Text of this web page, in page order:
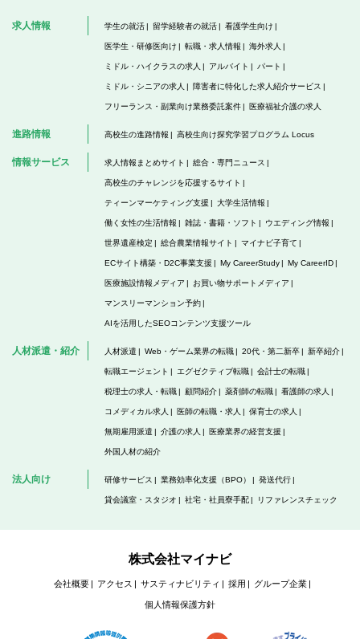
求人情報 学生の就活 留学経験者の就活 看護学生向け
医学生・研修医向け 転職・求人情報 海外求人
ミドル・ハイクラスの求人 アルバイト パート
ミドル・シニアの求人 障害者に特化した求人紹介サービス
フリーランス・副業向け業務委託案件 医療福祉介護の求人
進路情報 高校生の進路情報 高校生向け探究学習プログラム Locus
情報サービス 求人情報まとめサイト 総合・専門ニュース
高校生のチャレンジを応援するサイト
ティーンマーケティング支援 大学生活情報
働く女性の生活情報 雑誌・書籍・ソフト ウエディング情報
世界遺産検定 総合農業情報サイト マイナビ子育て
ECサイト構築・D2C事業支援 My CareerStudy My CareerID
医療施設情報メディア お買い物サポートメディア
マンスリーマンション予約
AIを活用したSEOコンテンツ支援ツール
人材派遣・紹介 人材派遣 Web・ゲーム業界の転職 20代・第二新卒 新卒紹介
転職エージェント エグゼクティブ転職 会計士の転職
税理士の求人・転職 顧問紹介 薬剤師の転職 看護師の求人
コメディカル求人 医師の転職・求人 保育士の求人
無期雇用派遣 介護の求人 医療業界の経営支援
外国人材の紹介
法人向け 研修サービス 業務効率化支援（BPO） 発送代行
貸会議室・スタジオ 社宅・社員寮手配 リファレンスチェック
株式会社マイナビ
会社概要 アクセス サスティナビリティ 採用 グループ企業
個人情報保護方針